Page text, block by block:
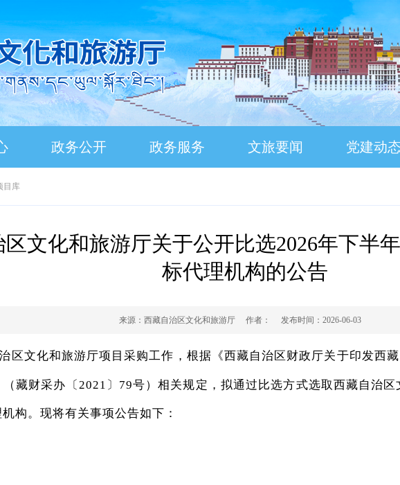
政务公开 政务服务 文旅要闻 党建动态
目库
文化和旅游厅关于公开比选2026年下半
标代理机构的公告
来源： 西藏自治区文化和旅游厅 作者： 发布时间： 2026-06-03
区文化和旅游厅项目采购工作，根据《西藏自治区财政厅关于印发西
藏财采办〔2021〕79号）相关规定，拟通过比选方式选取西藏自治
构。现将有关事项公告如下：